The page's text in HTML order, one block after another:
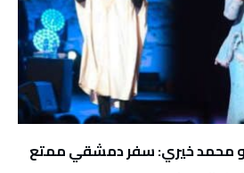
و محمد خيري: سفر دمشقي ممتع